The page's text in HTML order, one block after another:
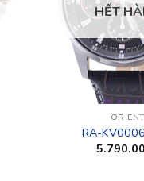
HẾT
ORIENT
RA-